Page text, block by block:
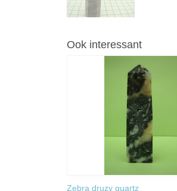
Ook interessant
Zebra druzy quartz